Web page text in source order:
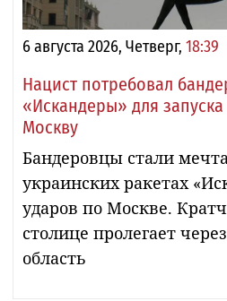
6 августа 2026, Четверг, 18:39
Нацист потребовал
«Искандеры» для
Москву
Бандеровцы стали
украинских ракетах
ударов по Москве.
столице пролегает
область